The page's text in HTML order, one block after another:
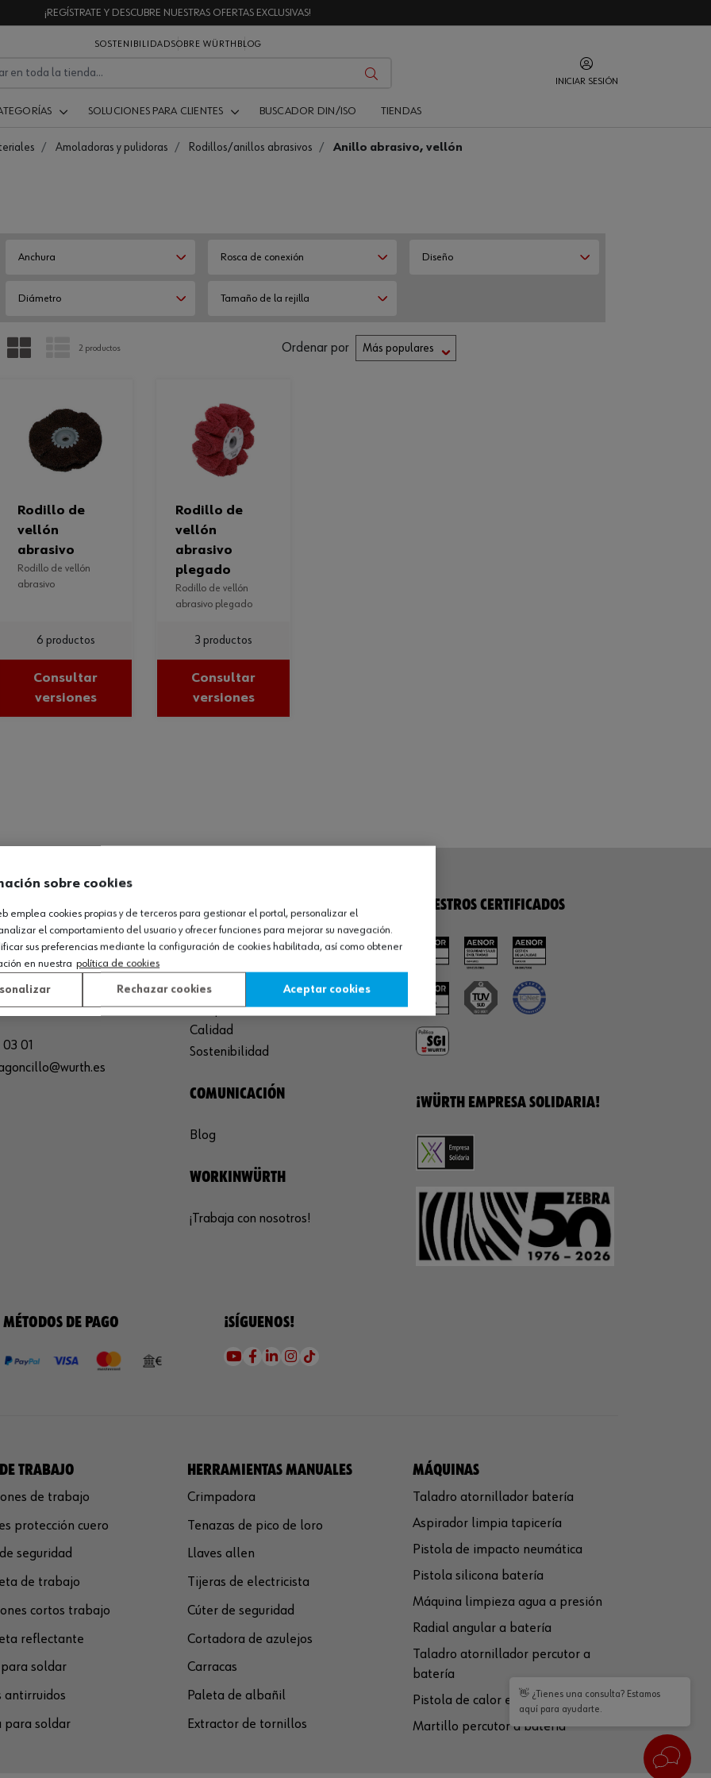
¡REGÍSTRATE Y DESCUBRE NUESTRAS OFERTAS EXCLUSIVAS!
SOSTENIBILIDADSOBRE WÜRTH BLOG
INICIAR SESIÓN
SOLUCIONES PARA CLIENTES BUSCADOR DIN/ISO TIENDAS
Amoladoras y pulidoras Rodillos/anillos abrasivos Anillo abrasivo, vellón
Anchura Rosca de conexión Diseño
Diámetro Tamaño de la rejilla
PARRILLA LISTA
2 productos Ordenar por
rodillo de
vellón
abrasivo
rodillo de vellón
abrasivo
6 productos
Consultar
versiones
rodillo de
vellón
abrasivo
plegado
rodillo de vellón
abrasivo plegado
3 productos
Consultar
versiones
LOGÍSTICO / MUSEO
S.A
Cameros, pcls. 86-88
Sequero, El (Agoncillo)
España
01
SOBRE WÜRTH
Empresa
Ayuda
Compliance
Calidad
Sostenibilidad
COMUNICACIÓN
Blog
WORKINWÜRTH
¡Trabaja con nosotros!
NUESTROS CERTIFICADOS
¡WÜRTH EMPRESA SOLIDARIA!
MÉTODOS DE PAGO ¡SÍGUENOS!
TRABAJO
de trabajo
protección cuero
seguridad
de trabajo
cortos trabajo
reflectante
soldar
antirruidos
para soldar
HERRAMIENTAS MANUALES
Crimpadora
Tenazas de pico de loro
Llaves allen
Tijeras de electricista
Cúter de seguridad
Cortadora de azulejos
Carracas
Paleta de albañil
Extractor de tornillos
MÁQUINAS
Taladro atornillador batería
Aspirador limpia tapicería
Pistola de impacto neumática
Pistola silicona batería
Máquina limpieza agua a presión
Radial angular a batería
Taladro atornillador percutor a
batería
Pistola de calor eléctrica
Martillo percutor a batería
👋 ¿Tienes una consulta? Estamos
aquí para ayudarte.
sobre cookies
emplea cookies propias y de terceros para gestionar el portal, personalizar el
el comportamiento del usuario y ofrecer funciones para mejorar su navegación.
sus preferencias mediante la configuración de cookies habilitada, así como obtener
en nuestra política de cookies
Rechazar cookies Aceptar cookies